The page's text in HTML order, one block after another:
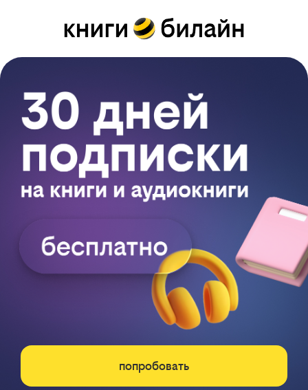
попробовать